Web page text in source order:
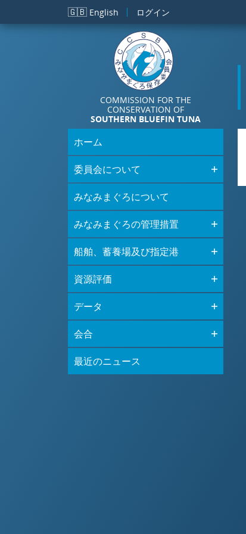
メインコンテンツに移動
🇬🇧 English ログイン
COMMISSION FOR THE
CONSERVATION OF
SOUTHERN BLUEFIN TUNA
ホーム
委員会について
みなみまぐろについて
みなみまぐろの管理措置
船舶、蓄養場及び指定港
資源評価
データ
会合
最近のニュース